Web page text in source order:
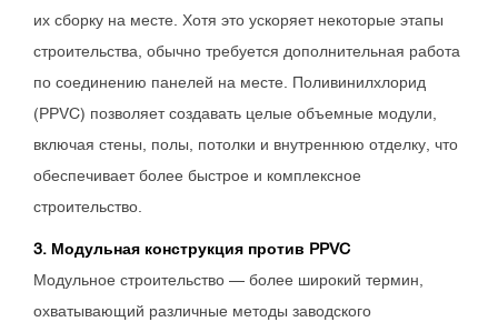
их сборку на месте. Хотя это ускоряет некоторые этапы
строительства, обычно требуется дополнительная работа
по соединению панелей на месте. Поливинилхлорид
(PPVC) позволяет создавать целые объемные модули,
включая стены, полы, потолки и внутреннюю отделку, что
обеспечивает более быстрое и комплексное
строительство.
3. Модульная конструкция против PPVC
Модульное строительство — более широкий термин,
охватывающий различные методы заводского